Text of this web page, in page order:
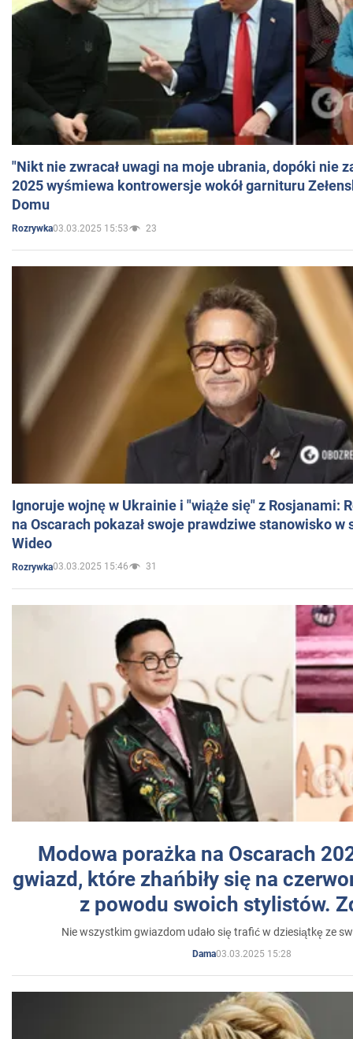
"Nikt nie zwracał uwagi na moje ubrania, dopóki nie
2025 wyśmiewa kontrowersje wokół garnituru
Domu
Rozrywka03.03.2025 15:53 23
Ignoruje wojnę w Ukrainie i "wiąże się" z Rosjanami:
na Oscarach pokazał swoje prawdziwe stanowisko w
Wideo
Rozrywka03.03.2025 15:46 31
Modowa porażka na Oscarach
gwiazd, które zhańbiły się na
z powodu swoich stylistów.
Nie wszystkim gwiazdom udało się trafić w dziesiątkę ze
Dama03.03.2025 15:28